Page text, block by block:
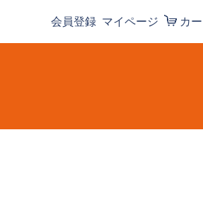
会員登録 マイページ カー